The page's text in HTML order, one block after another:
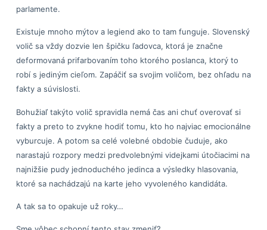
parlamente.
Existuje mnoho mýtov a legiend ako to tam funguje. Slovenský
volič sa vždy dozvie len špičku ľadovca, ktorá je značne
deformovaná prifarbovaním toho ktorého poslanca, ktorý to
robí s jediným cieľom. Zapáčiť sa svojim voličom, bez ohľadu na
fakty a súvislosti.
Bohužiaľ takýto volič spravidla nemá čas ani chuť overovať si
fakty a preto to zvykne hodiť tomu, kto ho najviac emocionálne
vyburcuje. A potom sa celé volebné obdobie čuduje, ako
narastajú rozpory medzi predvolebnými videjkami útočiacimi na
najnižšie pudy jednoduchého jedinca a výsledky hlasovania,
ktoré sa nachádzajú na karte jeho vyvoleného kandidáta.
A tak sa to opakuje už roky…